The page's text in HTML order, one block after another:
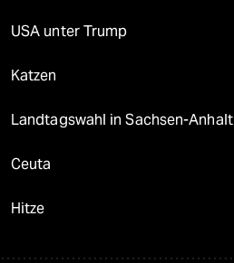
USA unter Trump
Katzen
Landtagswahl in Sachsen-Anhalt
Ceuta
Hitze